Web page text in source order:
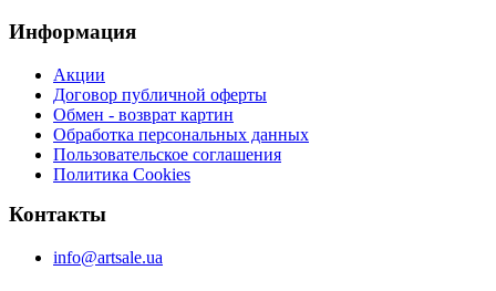
Информация
Акции
Договор публичной оферты
Обмен - возврат картин
Обработка персональных данных
Пользовательское соглашения
Политика Cookies
Контакты
info@artsale.ua